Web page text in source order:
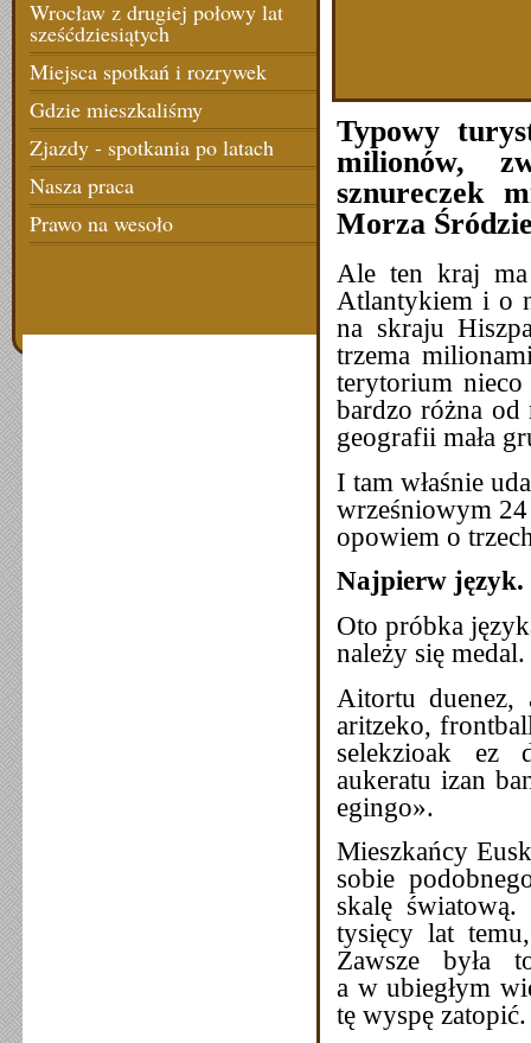
Wrocław z drugiej połowy lat
sześćdziesiątych
Miejsca spotkań i rozrywek
Gdzie mieszkaliśmy
Zjazdy - spotkania po latach
Nasza praca
Prawo na wesoło
Typowy
milionów,
sznureczek
Morza
Ale ten kraj ma
Atlantykiem i o
na skraju
trzema
terytorium
bardzo różna
geografii mała
I tam właśnie
wrześniowym 24
opowiem o
Najpierw język.
Oto próbka
należy się medal.
Aitortu duenez,
aritzeko,
selekzioak ez
aukeratu izan
egingo».
Mieszkańcy
sobie
skalę
tysięcy lat
Zawsze była
a w ubiegłym
tę wyspę zatopić.